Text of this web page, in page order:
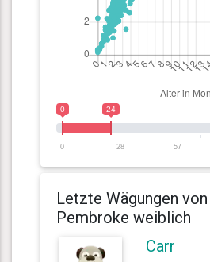
0 24
0 28 57
Letzte Wägungen
Pembroke weiblich
Carr